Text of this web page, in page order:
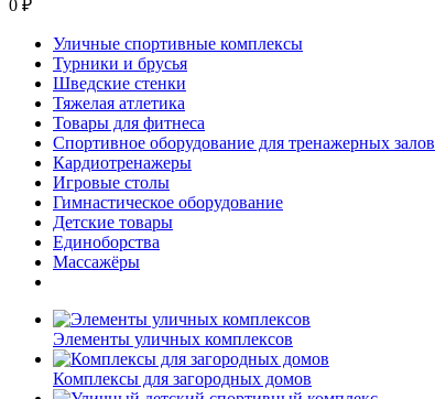
0 ₽
Уличные спортивные комплексы
Турники и брусья
Шведские стенки
Тяжелая атлетика
Товары для фитнеса
Спортивное оборудование для тренажерных залов
Кардиотренажеры
Игровые столы
Гимнастическое оборудование
Детские товары
Единоборства
Массажёры
Элементы уличных комплексов
Комплексы для загородных домов